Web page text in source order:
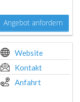
Angebot anfordern
Website
Kontakt
Anfahrt